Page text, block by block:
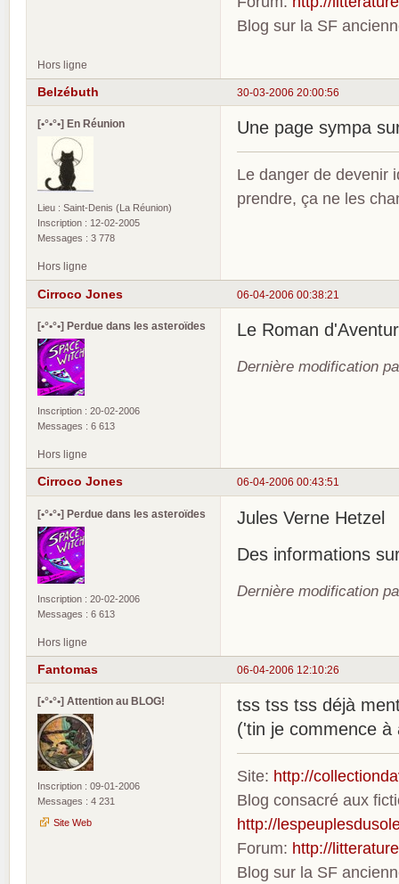
Blog sur la SF
Hors ligne
30-03-2006 20:00:56
Belzébuth
[•°•°•] En Réunion
Lieu : Saint-Denis (La Réunion)
Inscription : 12-02-2005
Messages : 3 778
Une page sympa
Le danger de devenir
prendre, ça ne les
Hors ligne
06-04-2006 00:38:21
Cirroco Jones
[•°•°•] Perdue dans les asteroïdes
Inscription : 20-02-2006
Messages : 6 613
Le Roman
Dernière modification
Hors ligne
06-04-2006 00:43:51
Cirroco Jones
[•°•°•] Perdue dans les asteroïdes
Inscription : 20-02-2006
Messages : 6 613
Jules Verne Hetzel
Des informations
Dernière modification
Hors ligne
06-04-2006 12:10:26
Fantomas
[•°•°•] Attention au BLOG!
Inscription : 09-01-2006
Messages : 4 231
Site Web
tss tss tss déjà
('tin je commence
Site: http://
Blog consacré aux
http://
Forum: http://
Blog sur la SF